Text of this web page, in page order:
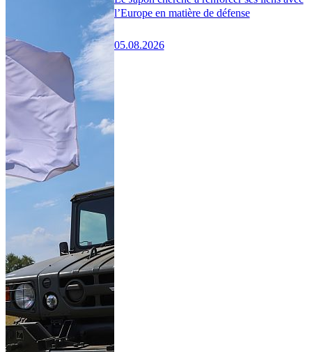
l’Europe en matière de défense
05.08.2026